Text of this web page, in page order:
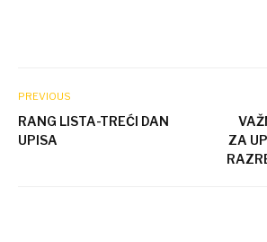
PREVIOUS
RANG LISTA-TREĆI DAN
UPISA
ZA